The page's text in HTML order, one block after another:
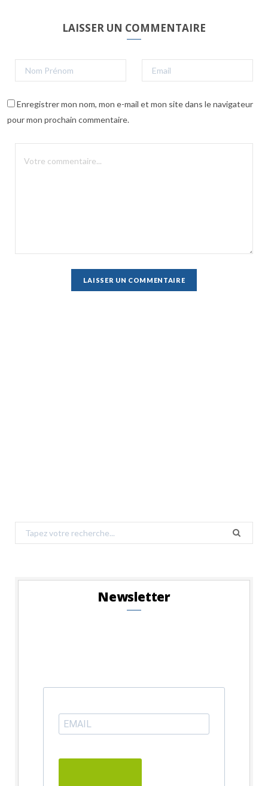
LAISSER UN COMMENTAIRE
Enregistrer mon nom, mon e-mail et mon site dans le navigateur
pour mon prochain commentaire.
Search
for:
Newsletter